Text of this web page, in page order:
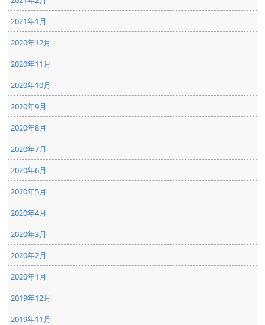
2021年1月
2020年12月
2020年11月
2020年10月
2020年9月
2020年8月
2020年7月
2020年6月
2020年5月
2020年4月
2020年3月
2020年2月
2020年1月
2019年12月
2019年11月